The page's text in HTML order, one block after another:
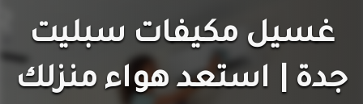
شركة
سهر
العالمية
غسيل مكيفات سبليت
جدة | استعد هواء منزلك